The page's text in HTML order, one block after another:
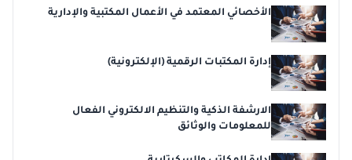
الأخصائي المعتمد في الأعمال المكتبية والإدارية
إدارة المكتبات الرقمية (الإلكترونية)
الارشفة الذكية والتنظيم الالكتروني الفعال
للمعلومات والوثائق